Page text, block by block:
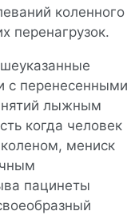
коленного
перенагрузок.
с перенесенными
лыжным
когда человек
мениск
пацинеты